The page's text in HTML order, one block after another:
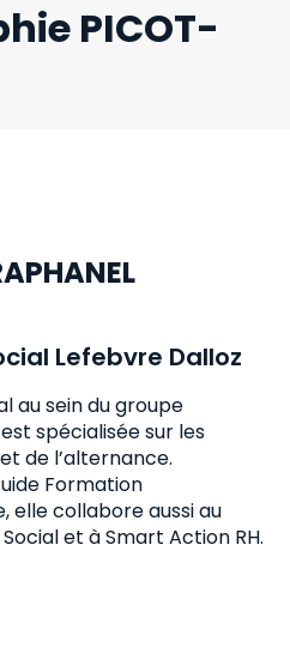
PICOT-
Lefebvre Dalloz
au sein du groupe
spécialisée sur les
de l’alternance.
Formation
elle collabore aussi au
et à Smart Action RH.